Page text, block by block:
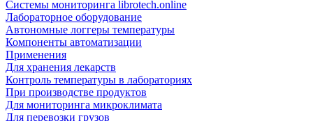
Системы мониторинга librotech.online
Лабораторное оборудование
Автономные логгеры температуры
Компоненты автоматизации
Применения
Для хранения лекарств
Контроль температуры в лабораториях
При производстве продуктов
Для мониторинга микроклимата
Для перевозки грузов